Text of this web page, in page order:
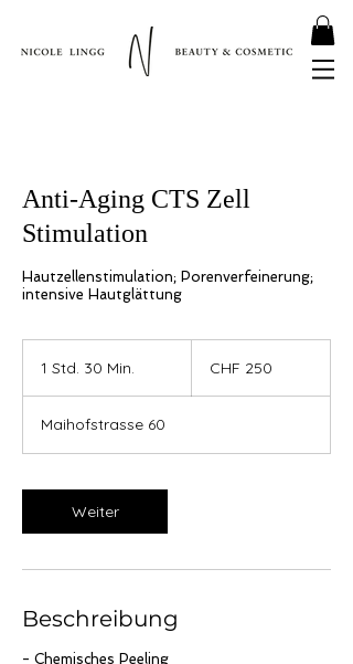
Anti-Aging CTS Zell
Stimulation
Hautzellenstimulation; Porenverfeinerung;
intensive Hautglättung
1 Std. 30 Min.
d
3
M
n
Franken
CHF 250
Maihofstrasse 60
Weiter
Beschreibung
- Chemisches Peeling